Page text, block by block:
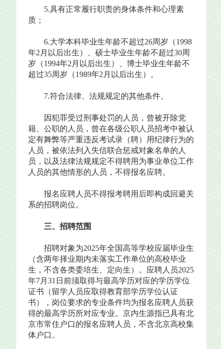
5.具有正常履行职责的身体条件和心理素
质；
6.大学本科毕业生年龄不超过26周岁（1998
年2月以后出生）、硕士毕业生年龄不超过30周
岁（1994年2月以后出生）、博士毕业生年龄不
超过35周岁（1989年2月以后出生）。
7.符合法律、法规规定的其他条件。
因犯罪受过刑事处罚的人员，曾被开除党
籍、公职的人员，曾在各级公职人员招考中被认
定有舞弊等严重违反考试录（聘）用纪律行为的
人员，被依法列入失信联合惩戒对象名单的人
员，以及法律法规规定不得聘用为事业单位工作
人员的其他情形的人员，不得报名应聘。
报名应聘人员不得报考聘用后即构成回避关
系的招聘岗位。
三、招聘范围
招聘对象为2025年全国高等学校应届毕业生
（含两年择业期内未落实工作单位的高校毕业
生，不含各类委培生、定向生）。应聘人员2025
年7月31日前须取得与最高学历对应的学历学位
证书（留学人员应取得教育部学历学位认证
书），岗位要求的专业条件均为报名应聘人员获
得的最高学历所对应专业。京内生源指已具有北
京市常住户口的报名应聘人员，不含北京高校集
体户口。